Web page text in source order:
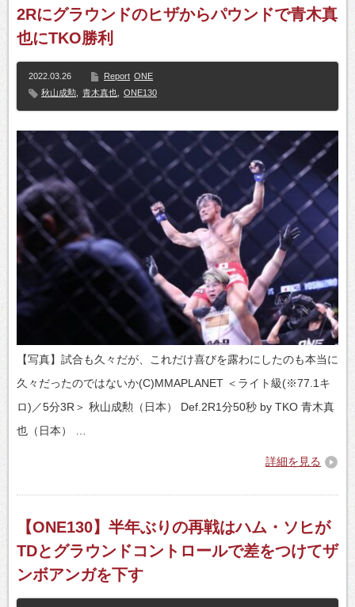
2Rにグラウンドのヒザからパウンドで青木真
也にTKO勝利
2022.03.26 Report ONE
秋山成勲
青木真也 ONE130
【写真】試合も久々だが、これだけ喜びを露わにしたのも本当に
久々だったのではないか(C)MMAPLANET ＜ライト級(※77.1キ
ロ)／5分3R＞ 秋山成勲（日本） Def.2R1分50秒 by TKO 青木真
也（日本） …
詳細を見る
【ONE130】半年ぶりの再戦はハム・ソヒが
TDとグラウンドコントロールで差をつけてザ
ンボアンガを下す